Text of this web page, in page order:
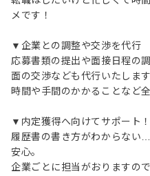
メです！
▼企業との調整や交渉を代行
応募書類の提出や面接日程の
面の交渉なども代行いたします
時間や手間のかかることなど
▼内定獲得へ向けてサポート！
履歴書の書き方がわからない
安心。
企業ごとに担当がおりますの